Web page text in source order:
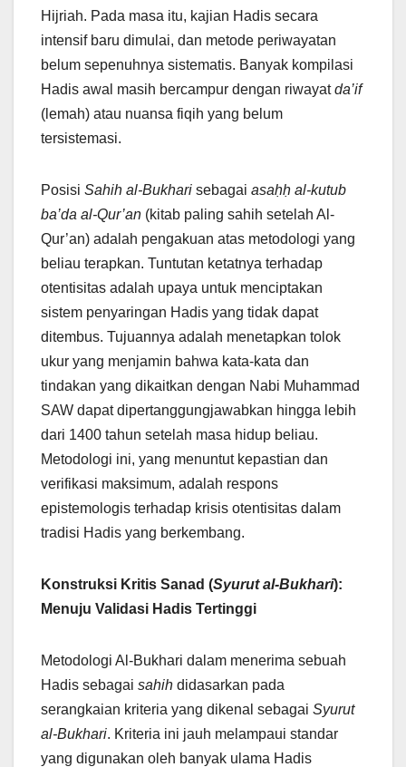
Hijriah. Pada masa itu, kajian Hadis secara
intensif baru dimulai, dan metode periwayatan
belum sepenuhnya sistematis. Banyak kompilasi
Hadis awal masih bercampur dengan riwayatda’if
(lemah) atau nuansa fiqih yang belum
tersistemasi.
Posisi Sahih al-Bukhari sebagai asaḥḥ al-kutub
ba’da al-Qur’an (kitab paling sahih setelah Al-
Qur’an) adalah pengakuan atas metodologi yang
beliau terapkan. Tuntutan ketatnya terhadap
otentisitas adalah upaya untuk menciptakan
sistem penyaringan Hadis yang tidak dapat
ditembus. Tujuannya adalah menetapkan tolok
ukur yang menjamin bahwa kata-kata dan
tindakan yang dikaitkan dengan Nabi Muhammad
SAW dapat dipertanggungjawabkan hingga lebih
dari 1400 tahun setelah masa hidup beliau.
Metodologi ini, yang menuntut kepastian dan
verifikasi maksimum, adalah respons
epistemologis terhadap krisis otentisitas dalam
tradisi Hadis yang berkembang.
Konstruksi Kritis Sanad (Syurut al-Bukhari):
Menuju Validasi Hadis Tertinggi
Metodologi Al-Bukhari dalam menerima sebuah
Hadis sebagai sahih didasarkan pada
serangkaian kriteria yang dikenal sebagai Syurut
al-Bukhari. Kriteria ini jauh melampaui standar
yang digunakan oleh banyak ulama Hadis